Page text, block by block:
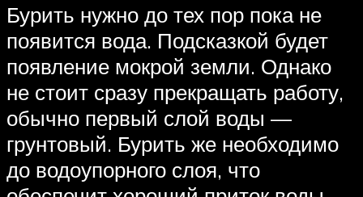
Бурить нужно до тех пор пока не
появится вода. Подсказкой будет
появление мокрой земли. Однако
не стоит сразу прекращать работу,
обычно первый слой воды —
грунтовый. Бурить же необходимо
до водоупорного слоя, что